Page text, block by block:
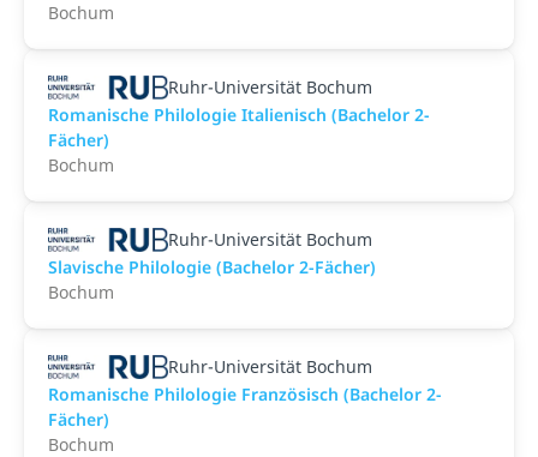
Bochum
Ruhr-Universität Bochum
Romanische Philologie Italienisch (Bachelor 2-
Fächer)
Bochum
Ruhr-Universität Bochum
Slavische Philologie (Bachelor 2-Fächer)
Bochum
Ruhr-Universität Bochum
Romanische Philologie Französisch (Bachelor 2-
Fächer)
Bochum